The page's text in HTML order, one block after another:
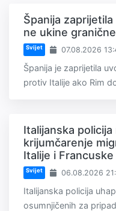
Španija
ne ukine
Svijet 07.08.2026
Španija je zaprijetila
protiv Italije ako Rim
Italijanska
krijumčarenje
Italije i Francuske
Svijet 06.08.2026
Italijanska policija
osumnjičenih za